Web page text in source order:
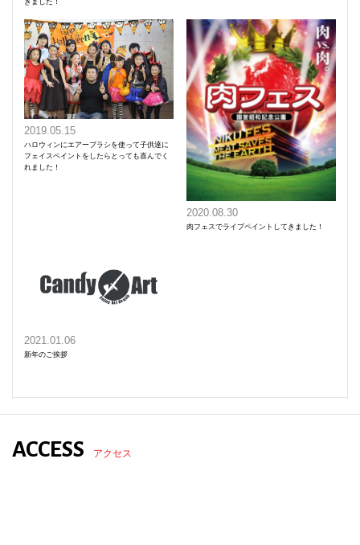
2019.05.15
ハロウィンにエアーブラシを使って子供達に
フェイスペイントをしたらとっても喜んでく
れました！
2020.08.30
肉フェスでライブペイントしてきました！
2021.01.06
新年のご挨拶
ACCESS アクセス